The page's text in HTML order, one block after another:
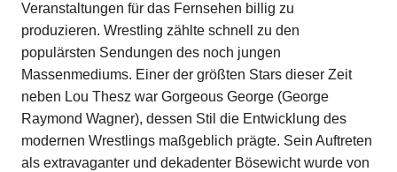
Veranstaltungen für das Fernsehen billig zu
produzieren. Wrestling zählte schnell zu den
populärsten Sendungen des noch jungen
Massenmediums. Einer der größten Stars dieser Zeit
neben Lou Thesz war Gorgeous George (George
Raymond Wagner), dessen Stil die Entwicklung des
modernen Wrestlings maßgeblich prägte. Sein Auftreten
als extravaganter und dekadenter Bösewicht wurde von